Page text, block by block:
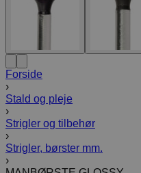
Forside
›
Stald og pleje
›
Strigler og tilbehør
›
Strigler, børster mm.
›